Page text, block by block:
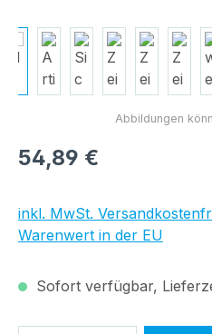
Regulärer Preis:
54,89 €
inkl. MwSt.
Warenwert in der EU
Sofort verfügbar,